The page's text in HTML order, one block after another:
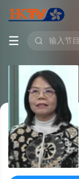
 
很差較差還行推薦